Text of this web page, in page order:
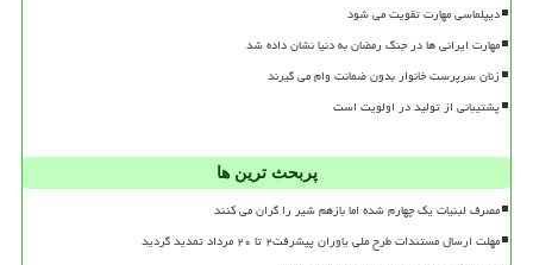
دیپلماسی مهارت تقویت می شود
مهارت ایرانی ها در جنگ رمضان به دنیا نشان داده شد
زنان سرپرست خانوار بدون ضمانت وام می گیرند
پشتیبانی از تولید در اولویت است
پربحث ترین ها
مصرف لبنیات یک چهارم شده اما بازهم شیر را گران می کنند
مهلت ارسال مستندات طرح ملی یاوران پیشرفت۲ تا ۲۰ مرداد تمدید گردید